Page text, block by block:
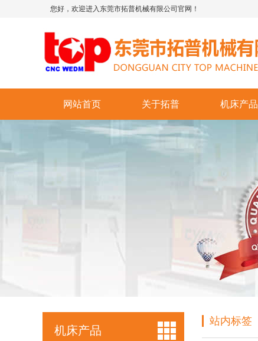
您好，欢迎进入东莞市拓普机械有限公司官网！
网站首页 关于拓普 机床产品
机床产品
站内标签